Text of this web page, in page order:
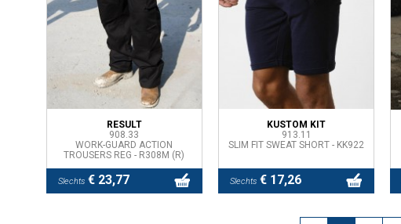
RESULT
908.33
WORK-GUARD ACTION
TROUSERS REG - R308M (R)
Slechts€ 23,77
KUSTOM KIT
913.11
SLIM FIT SWEAT SHORT - KK922
Slechts€ 17,26